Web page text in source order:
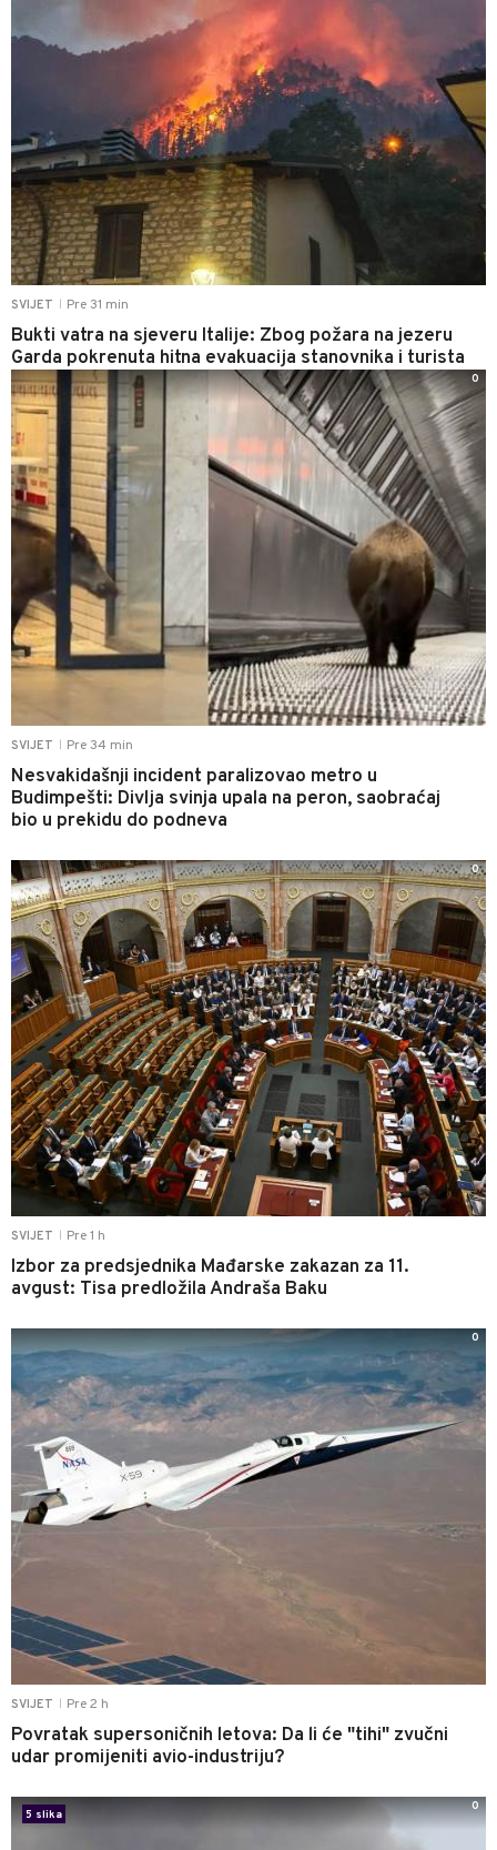
SVIJET Pre 31 min
Bukti vatra na sjeveru Italije: Zbog požara na jezeru
Garda pokrenuta hitna evakuacija stanovnika i turista
SVIJET Pre 34 min
Nesvakidašnji incident paralizovao metro u
Budimpešti: Divlja svinja upala na peron, saobraćaj
bio u prekidu do podneva
0
SVIJET Pre 1 h
Izbor za predsjednika Mađarske zakazan za 11.
avgust: Tisa predložila Andraša Baku
0
SVIJET Pre 2 h
Povratak supersoničnih letova: Da li će "tihi" zvučni
udar promijeniti avio-industriju?
0
5 slika
0